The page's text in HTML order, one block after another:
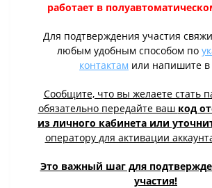
работает в
Для подтверждения участия
любым удобным способом по
контактам или напишите в
Сообщите, что вы желаете стать
обязательно передайте ваш код
из личного кабинета или
оператору для активации
Это важный шаг для
участия!